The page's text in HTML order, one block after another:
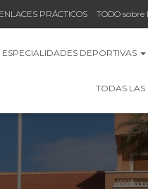
ENLACES PRÁCTICOS TODO sobre
ESPECIALIDADES DEPORTIVAS
TODAS LAS